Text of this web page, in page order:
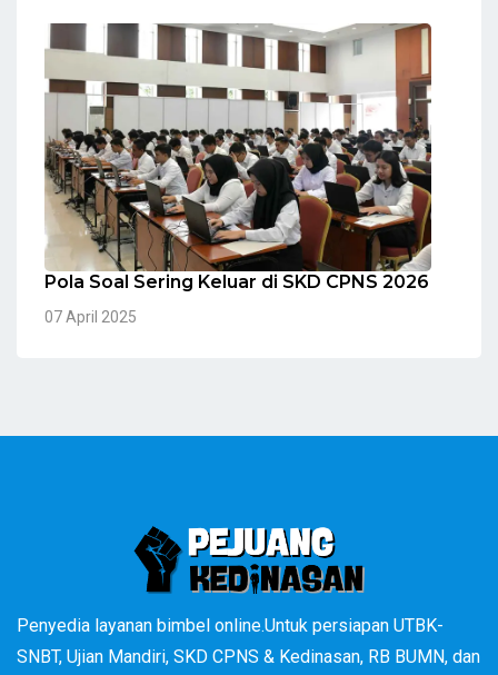
Pola Soal Sering Keluar di SKD CPNS 2026
07 April 2025
Penyedia layanan bimbel online.Untuk persiapan UTBK-
SNBT, Ujian Mandiri, SKD CPNS & Kedinasan, RB BUMN, dan